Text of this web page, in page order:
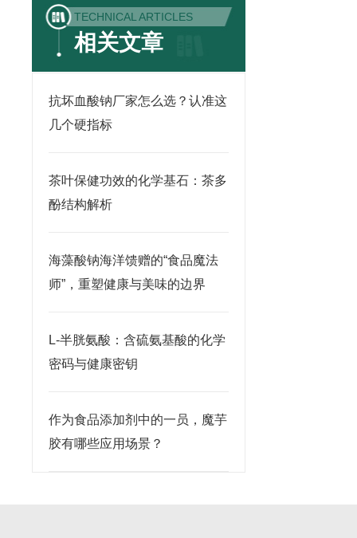
TECHNICAL ARTICLES
相关文章
抗坏血酸钠厂家怎么选？认准这
几个硬指标
茶叶保健功效的化学基石：茶多
酚结构解析
海藻酸钠海洋馈赠的“食品魔法
师”，重塑健康与美味的边界
L-半胱氨酸：含硫氨基酸的化学
密码与健康密钥
作为食品添加剂中的一员，魔芋
胶有哪些应用场景？